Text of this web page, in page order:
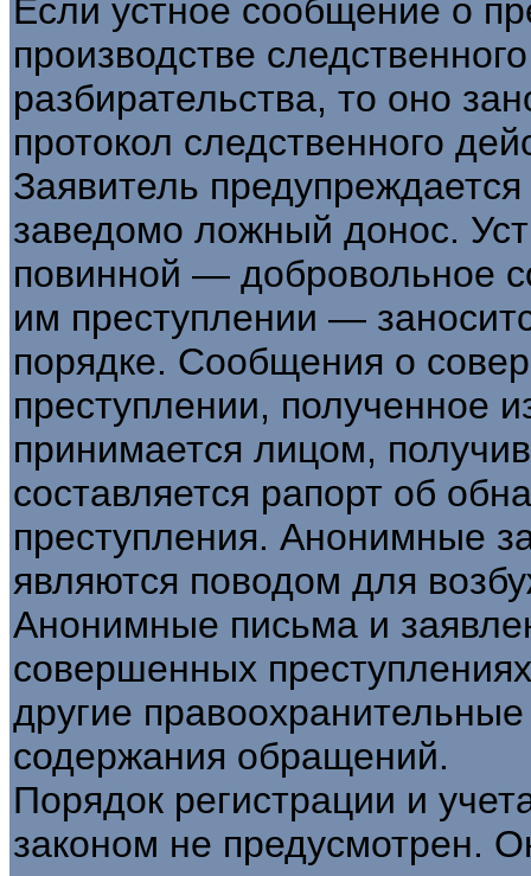
Если устное сообщение о
производстве
разбирательства, то оно
протокол следственного
Заявитель
заведомо ложный донос.
повинной — добровольное
им преступлении —
порядке. Сообщения о
преступлении, полученное
принимается лицом,
составляется рапорт об
преступления. Анонимные
являются поводом для
Анонимные письма и
совершенных
другие
содержания обращений.
Порядок регистрации и
законом не предусмотрен.